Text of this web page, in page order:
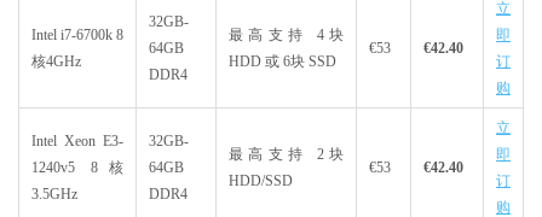
Intel i7-6700k 8
核4GHz
32GB-
64GB
DDR4
最高支持 4块
HDD 或 6块 SSD
€53 €42.40
立
即
订
购
Intel Xeon E3-
1240v5 8核
3.5GHz
32GB-
64GB
DDR4
最高支持 2块
HDD/SSD
€53 €42.40
立
即
订
购